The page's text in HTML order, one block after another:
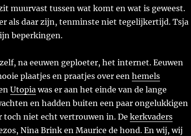
muurvast tussen wat komt en wat is geweest.
als daar zijn, tenminste niet tegelijkertijd. Tsja
beperkingen.
na eeuwen geploeter, het internet. Eeuwen
plaatjes en praatjes over eenhemels
Utopiawas er aan het einde van de lange
en hadden buiten een paar ongelukkigen
toch niet echt vertrouwen in. De kerkvaders
Nina Brink en Maurice de hond. En wij, wij